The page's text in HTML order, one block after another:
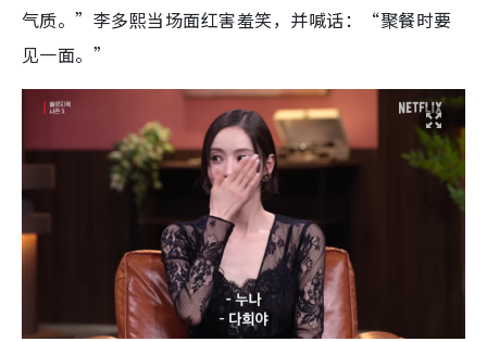
气质。”李多熙当场面红害羞笑，并喊话：“聚餐时要
见一面。”